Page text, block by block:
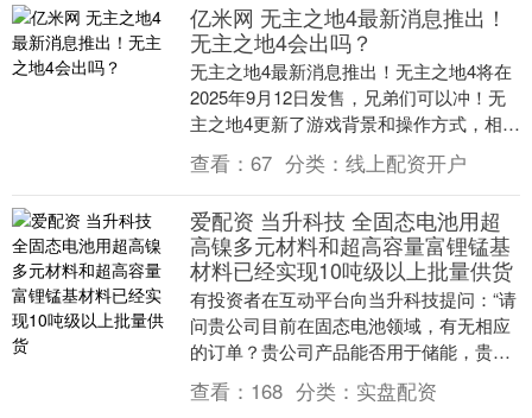
亿米网 无主之地4最新消息推出！
无主之地4会出吗？
无主之地4最新消息推出！无主之地4将在
2025年9月12日发售，兄弟们可以冲！无
主之地4更新了游戏背景和操作方式，相比
于以往的系列，更加好玩，下面给大家带
来无主....
查看： 67 分类： 线上配资开户
爱配资 当升科技 全固态电池用超
高镍多元材料和超高容量富锂锰基
材料已经实现10吨级以上批量供货
有投资者在互动平台向当升科技提问：“请
问贵公司目前在固态电池领域，有无相应
的订单？贵公司产品能否用于储能，贵公
司是否会发展储能设备？贵公司目前股份
回购进度缓慢，....
查看： 168 分类： 实盘配资